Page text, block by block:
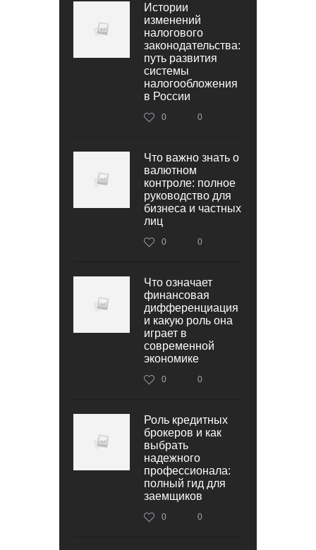
Истории
изменений
налогового
законодательства:
путь развития
системы
налогообложения
в России
0 0
Что важно знать о
валютном
контроле: полное
руководство для
бизнеса и частных
лиц
0 0
Что означает
финансовая
дифференциация
и какую роль она
играет в
современной
экономике
0 0
Роль кредитных
брокеров и как
выбрать
надежного
профессионала:
полный гид для
заемщиков
0 0